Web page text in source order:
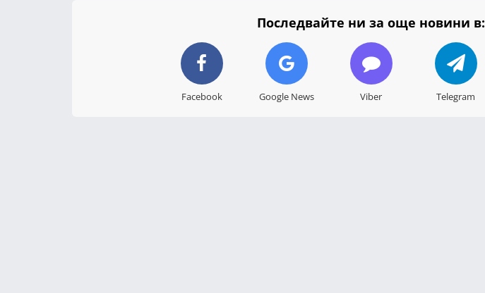
Последвайте ни за още новини в:
Facebook Google News Viber Telegram